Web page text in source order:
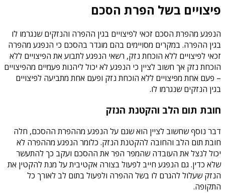
פיצויים בשל הפרת הסכם
הנפגע מהפרת הסכם זכאי לפיצויים בגין ההפרה והנזקים שנגרמו לו
בגין ההפרה. במקרים מסויימים בהם מוגדר בהסכם כי הנפגע מהפרה
זכאי לפיצויים ללא הוכחת נזק, רשאי הנפגע לתבוע את הפיצויים ללא
הוכחת נזק אך חשוב לציין כי הנפגע לא יכול ליהנות פעמיים מהפיצויים
– פעם אחת מפיצויים ללא הוכחת נזק ופעם אחת מתביעה לפיצויים
בגין הנזקים שנגרמו לו.
חובת תום הלב והקטנת הנזק
דבר נוסף שחשוב לציין הוא שגם על הנפגע מההפרת ההסכם, חלה
חובת תום הלב והחובה להקטנת הנזק. כלומר הנפגע מההפרה לא
יכול לנצל את העובדה שהמפר הפר את ההסכם ועקב כך להתעשר
שלא כדין. גם הנפגע חייב לפעול בצורה אקטיבית על מנת להקטין את
הנזק שעלול להגרם לו בשל ההפרה ולפעול בתום לב לאורך כל
התקופה.